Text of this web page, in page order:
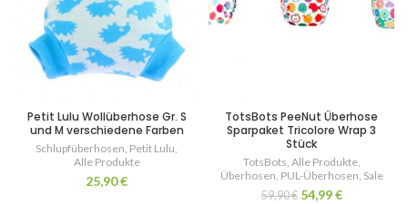
Petit Lulu Wollüberhose Gr. S
und M verschiedene Farben
Schlupfüberhosen, Petit Lulu,
Alle Produkte
25,90€
TotsBots PeeNut Überhose
Sparpaket Tricolore Wrap 3
Stück
TotsBots, Alle Produkte,
Überhosen, PUL-Überhosen, Sale
59,90€ 54,99€